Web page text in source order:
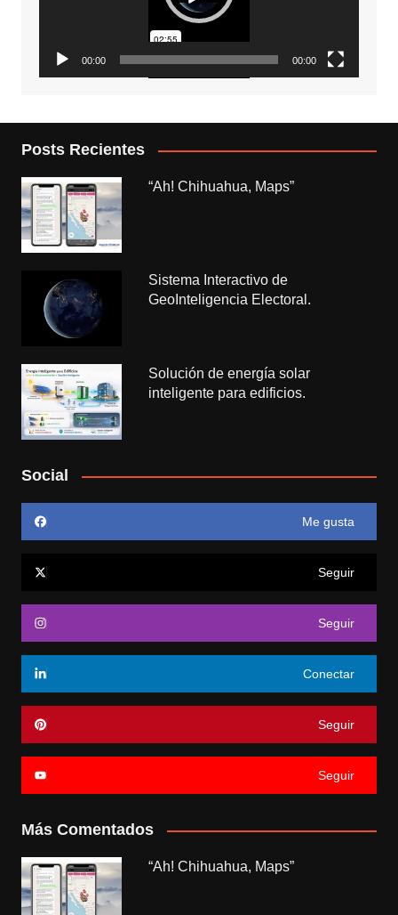
00:00 00:00
Posts Recientes
“Ah! Chihuahua, Maps”
Sistema Interactivo de
GeoInteligencia Electoral.
Solución de energía solar
inteligente para edificios.
Social
Me gusta
Seguir
Seguir
Conectar
Seguir
Seguir
Más Comentados
“Ah! Chihuahua, Maps”